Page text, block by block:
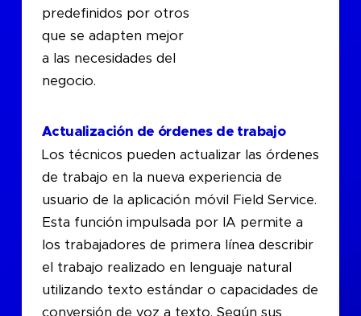
predefinidos por otros
que se adapten mejor
a las necesidades del
negocio.
Actualización de órdenes de trabajo
Los técnicos pueden actualizar las órdenes
de trabajo en la nueva experiencia de
usuario de la aplicación móvil Field Service.
Esta función impulsada por IA permite a
los trabajadores de primera línea describir
el trabajo realizado en lenguaje natural
utilizando texto estándar o capacidades de
conversión de voz a texto. Según sus